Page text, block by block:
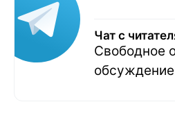
Чат с
Свободное